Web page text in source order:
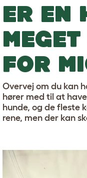
ER EN
FOR
Overvej om du kan
hører med til at
hunde, og de fleste
rene, men der kan